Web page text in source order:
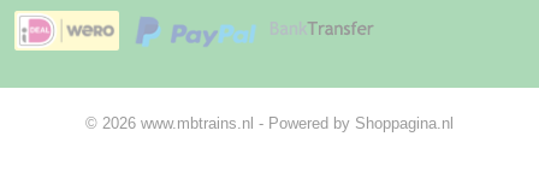
© 2026 www.mbtrains.nl - Powered by Shoppagina.nl